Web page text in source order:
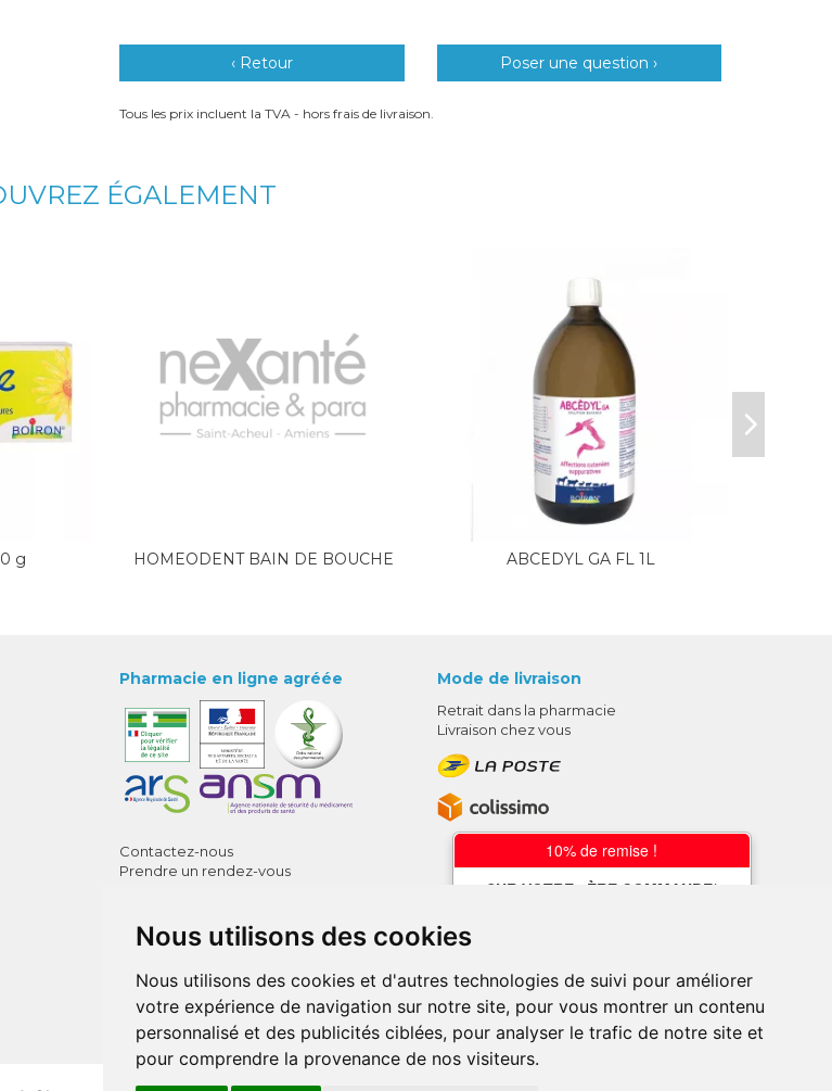
Nous utilisons des cookies
Nous utilisons des cookies et d'autres technologies de suivi pour améliorer
votre expérience de navigation sur notre site, pour vous montrer un contenu
personnalisé et des publicités ciblées, pour analyser le trafic de notre site et
pour comprendre la provenance de nos visiteurs.
‹ Retour Poser une question ›
Tous les prix incluent la TVA - hors frais de livraison.
ÉGALEMENT
g HOMEODENT BAIN DE BOUCHE ABCEDYL GA FL 1L
Pharmacie en ligne agréée
Contactez-nous
Prendre un rendez-vous
Mentions légales
Données personnelles
Mes préférences Cookies
Annuaire des pharmacies
Mode de livraison
Retrait dans la pharmacie
Livraison chez vous
10% de remise !
SUR VOTRE 1ÈRE COMMANDE*
* sans minimum d'achat , hors
médicaments et produits en offre,
utilisez le code au moment de la
validation du panier afin que la remise
soit prise en compte.